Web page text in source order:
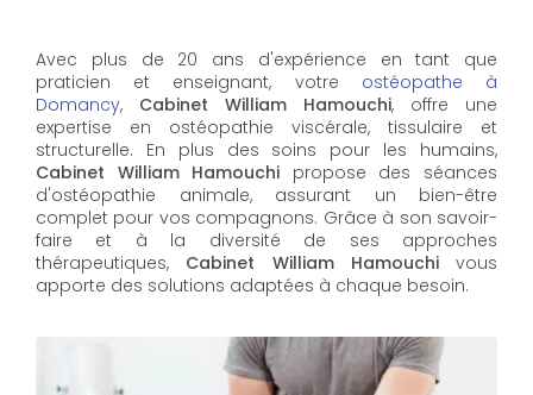
Avec plus de 20 ans d'expérience en tant que
praticien et enseignant, votre ostéopathe à
Domancy, Cabinet William Hamouchi, offre une
expertise en ostéopathie viscérale, tissulaire et
structurelle. En plus des soins pour les humains,
Cabinet William Hamouchi propose des séances
d'ostéopathie animale, assurant un bien-être
complet pour vos compagnons. Grâce à son savoir-
faire et à la diversité de ses approches
thérapeutiques, Cabinet William Hamouchivous
apporte des solutions adaptées à chaque besoin.